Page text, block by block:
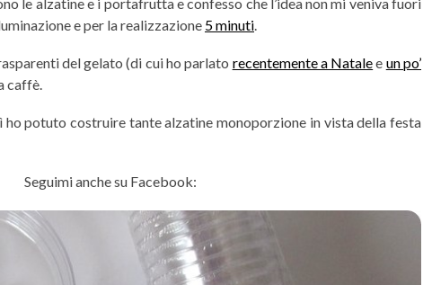
e per la realizzazione 5 minuti.
del gelato (di cui ho parlato recentemente a Natalee un po’
caffè.
ho potuto costruire tante alzatine monoporzione in vista della festa
Seguimi anche su Facebook: